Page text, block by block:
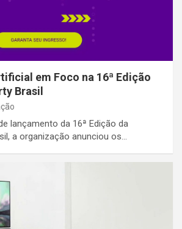
em Foco na 16ª Edição
Brasil
lançamento da 16ª Edição da
a organização anunciou os…